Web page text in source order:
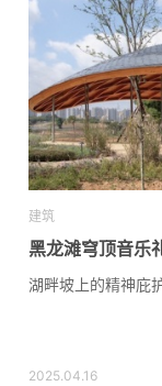
建筑
黑龙滩穹顶音乐
湖畔坡上的精神庇
2025.04.16